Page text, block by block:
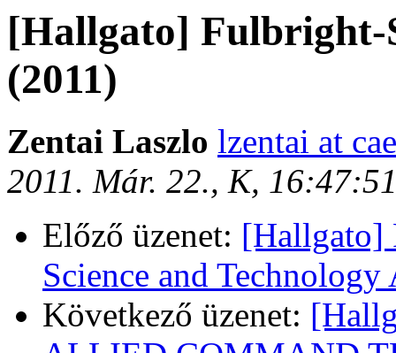
[Hallgato] Fulbright-
(2011)
Zentai Laszlo lzentai at
2011. Már. 22., K,
Előző üzenet: [Hallgato]
Science and
Következő üzenet: